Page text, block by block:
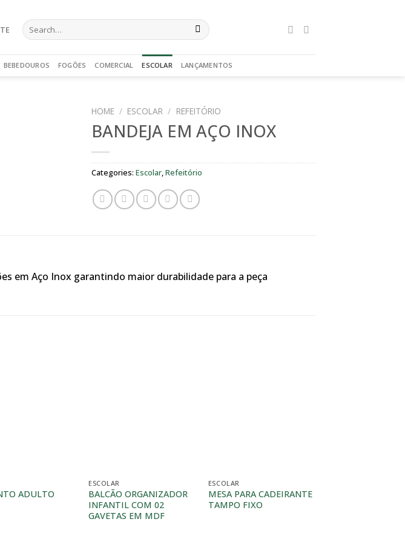
Search
for:
BEBEDOUROS FOGÕES COMERCIAL ESCOLAR LANÇAMENTOS
HOME / ESCOLAR / REFEITÓRIO
BANDEJA EM AÇO INOX
Categories:Escolar,Refeitório
em Aço Inox garantindo maior durabilidade para a peça
ADULTO
ESCOLAR
BALCÃO ORGANIZADOR
INFANTIL COM 02
GAVETAS EM MDF
ESCOLAR
MESA PARA CADEIRANTE
TAMPO FIXO